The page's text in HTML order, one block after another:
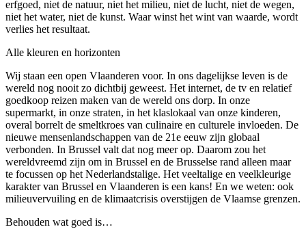
erfgoed, niet de natuur, niet het milieu, niet de lucht, niet de wegen,
niet het water, niet de kunst. Waar winst het wint van waarde, wordt
verlies het resultaat.
Alle kleuren en horizonten
Wij staan een open Vlaanderen voor. In ons dagelijkse leven is de
wereld nog nooit zo dichtbij geweest. Het internet, de tv en relatief
goedkoop reizen maken van de wereld ons dorp. In onze
supermarkt, in onze straten, in het klaslokaal van onze kinderen,
overal borrelt de smeltkroes van culinaire en culturele invloeden. De
nieuwe mensenlandschappen van de 21e eeuw zijn globaal
verbonden. In Brussel valt dat nog meer op. Daarom zou het
wereldvreemd zijn om in Brussel en de Brusselse rand alleen maar
te focussen op het Nederlandstalige. Het veeltalige en veelkleurige
karakter van Brussel en Vlaanderen is een kans! En we weten: ook
milieuvervuiling en de klimaatcrisis overstijgen de Vlaamse grenzen.
Behouden wat goed is…